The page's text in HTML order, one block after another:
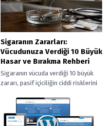
Sigaranın Zararları:
Vücudunuza Verdiği 10 Büyük
Hasar ve Bırakma Rehberi
Sigaranın vücuda verdiği 10 büyük
zararı, pasif içiciliğin ciddi risklerini
başlayan iyileşme sürecini
ayrıntılarıyla keşfedin.